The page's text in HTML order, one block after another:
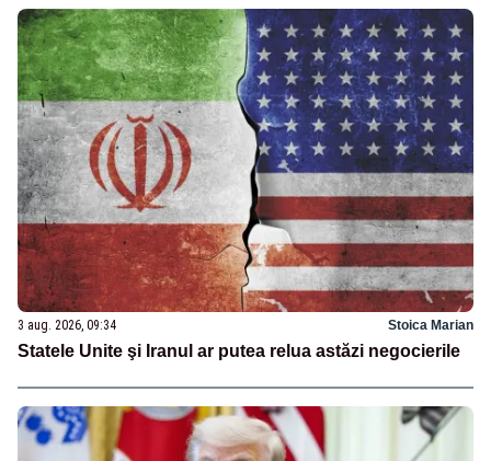
3 aug. 2026, 09:34 Stoica Marian
Statele Unite şi Iranul ar putea relua astăzi negocierile